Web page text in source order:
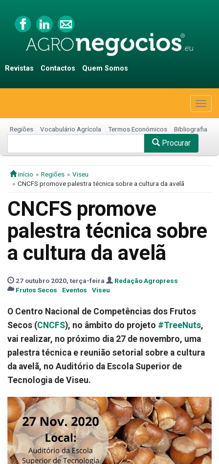
Revistas Contactos Quem Somos
Regiões Vocabulário Agrícola Termos Económicos Bibliografia
Procurar
início Regiões
Viseu
CNCFS promove palestra técnica sobre a cultura da avelã
CNCFS promove
palestra técnica sobre
a cultura da avelã
27 outubro 2020, terça-feira
Redação Agropress
Frutos Secos
Eventos Viseu
O Centro Nacional de Competências dos Frutos
Secos (CNCFS), no âmbito do projeto #TreeNuts,
vai realizar, no próximo dia 27 de novembro, uma
palestra técnica e reunião setorial sobre a cultura
da avelã, no Auditório da Escola Superior de
Tecnologia de Viseu.